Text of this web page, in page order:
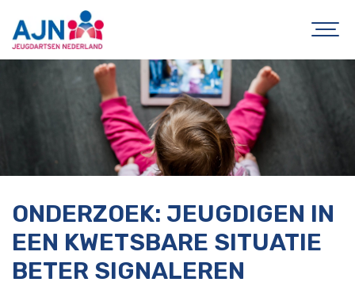
ONDERZOEK: JEUGDIGEN IN
EEN KWETSBARE SITUATIE
BETER SIGNALEREN